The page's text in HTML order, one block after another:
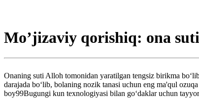
Mo’jizaviy qorishiq: ona suti
Onaning suti Alloh tomonidan yaratilgan tengsiz birikma
darajada bo‘lib, bolaning nozik tanasi uchun eng ma'qul
boy99Bugungi kun texnologiyasi bilan go‘daklar uchun